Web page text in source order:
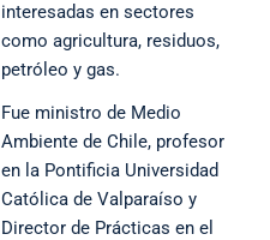
interesadas en sectores
como agricultura, residuos,
petróleo y gas.
Fue ministro de Medio
Ambiente de Chile, profesor
en la Pontificia Universidad
Católica de Valparaíso y
Director de Prácticas en el